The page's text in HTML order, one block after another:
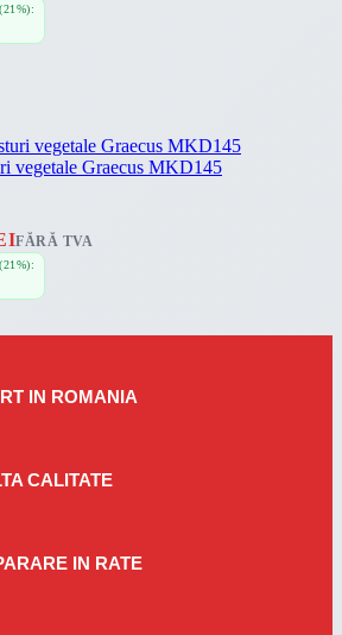
vegetale Graecus MKD145
FĂRĂ TVA
IN ROMANIA
CALITATE
IN RATE